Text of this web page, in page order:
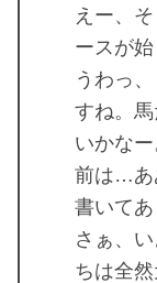
えー、
ースが始
うわっ
すね。
いかな
前は…あ
書いてあ
さぁ、
ちは全